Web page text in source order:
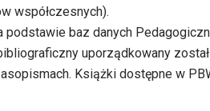
współczesnych).
podstawie baz danych
uporządkowany
Książki dostępne w